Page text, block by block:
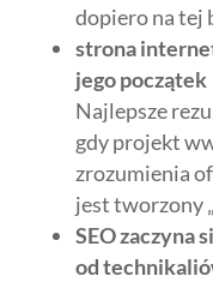
dopiero na tej
strona
jego początek
Najlepsze
gdy projekt
zrozumienia
jest tworzony
SEO zaczyna
od